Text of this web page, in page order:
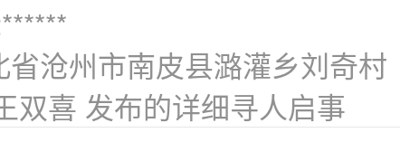
省沧州市南皮县潞灌乡刘奇村
双喜 发布的详细寻人启事